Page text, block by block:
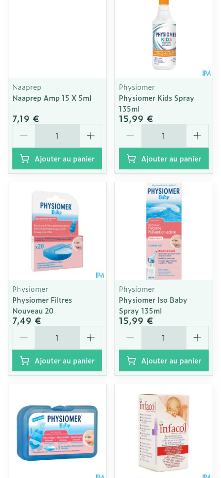
Naaprep
Naaprep Amp 15 X 5ml
7,19 €
Ajouter au panier
Physiomer
Physiomer Kids Spray
135ml
15,99 €
Ajouter au panier
Physiomer
Physiomer Filtres
Nouveau 20
7,49 €
Ajouter au panier
Physiomer
Physiomer Iso Baby
Spray 135ml
15,99 €
Ajouter au panier